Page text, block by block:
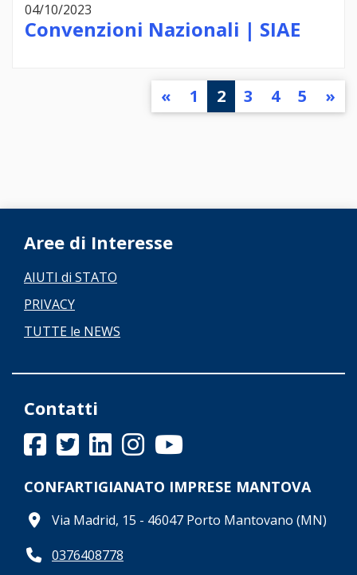
04/10/2023
Convenzioni Nazionali | SIAE
« 1 2 3 4 5 »
Aree di Interesse
AIUTI di STATO
PRIVACY
TUTTE le NEWS
Contatti
CONFARTIGIANATO IMPRESE MANTOVA
Via Madrid, 15 - 46047 Porto Mantovano (MN)
0376408778